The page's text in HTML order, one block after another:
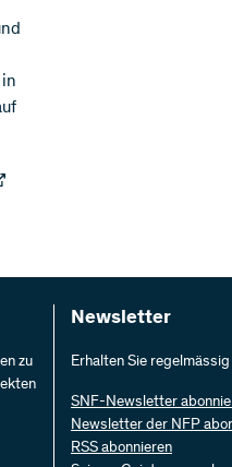
zu
Newsletter
Erhalten Sie
SNF-Newsletter
Newsletter der NFP
RSS abonnieren